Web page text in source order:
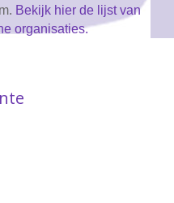
Bekijk hier de lijst van
organisaties.